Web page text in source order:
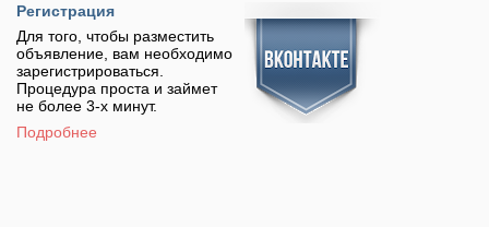
Регистрация
Для того, чтобы разместить
объявление, вам необходимо
зарегистрироваться.
Процедура проста и займет
не более 3-х минут.
Подробнее